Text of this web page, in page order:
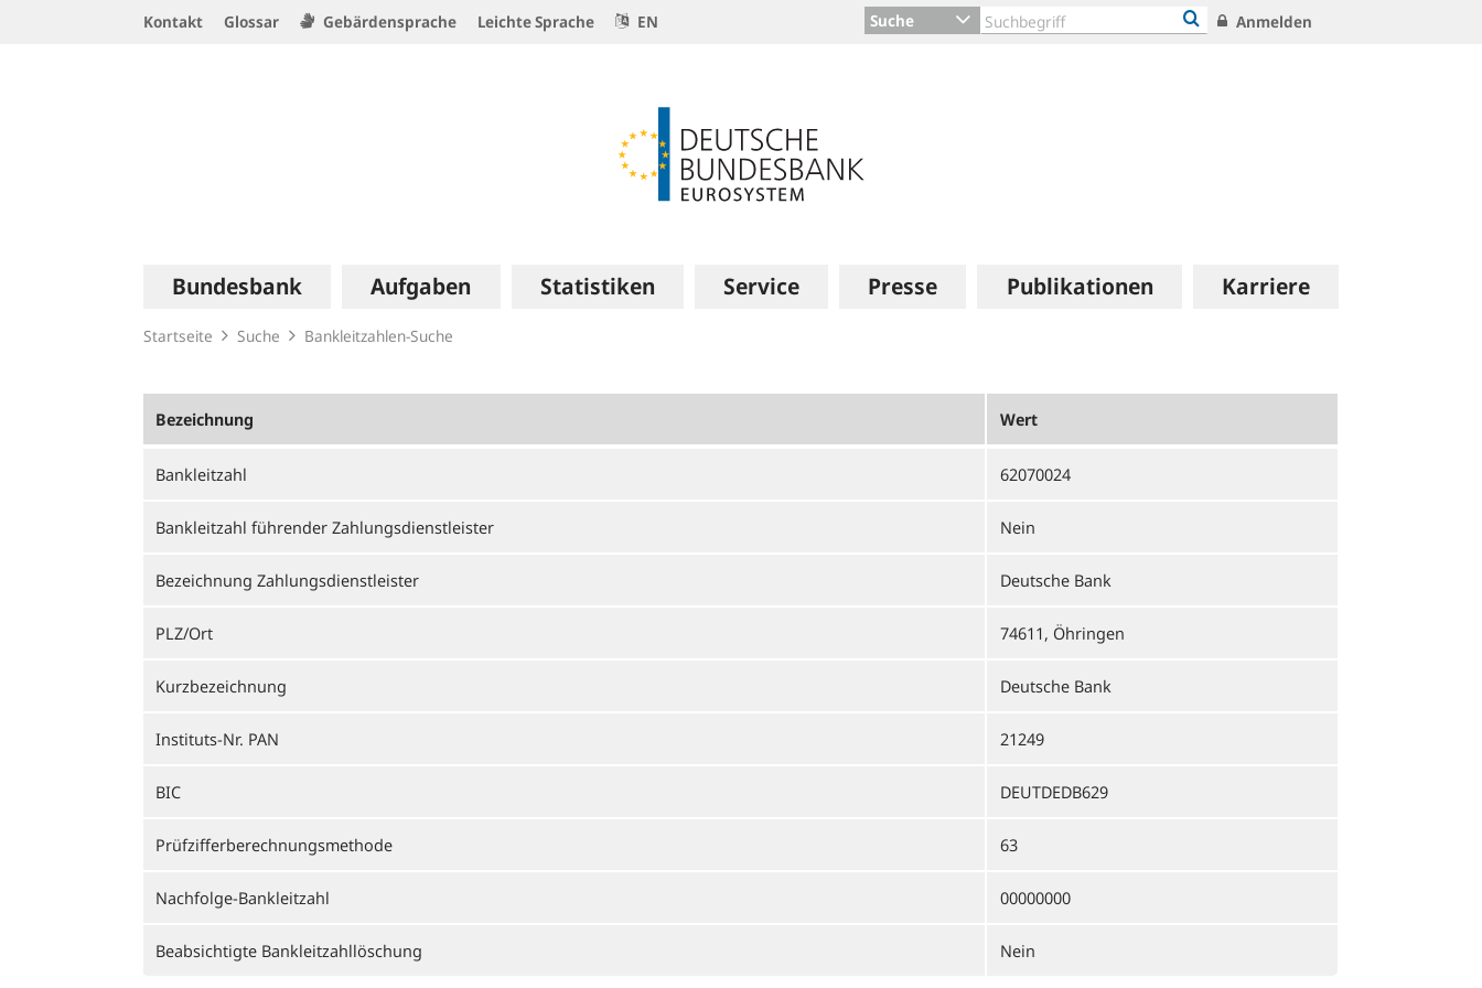
Kontakt Glossar Gebärdensprache Leichte Sprache EN Suche Anmelden
Hauptnavigation
Bundesbank Aufgaben Statistiken Service Presse Publikationen Karriere
Startseite Suche Bankleitzahlen-Suche
Bezeichnung Wert
Bankleitzahl 62070024
Bankleitzahl führender Zahlungsdienstleister Nein
Bezeichnung Zahlungsdienstleister Deutsche Bank
PLZ/Ort 74611, Öhringen
Kurzbezeichnung Deutsche Bank
Instituts-Nr. PAN 21249
BIC DEUTDEDB629
Prüfzifferberechnungsmethode 63
Nachfolge-Bankleitzahl 00000000
Beabsichtigte Bankleitzahllöschung Nein